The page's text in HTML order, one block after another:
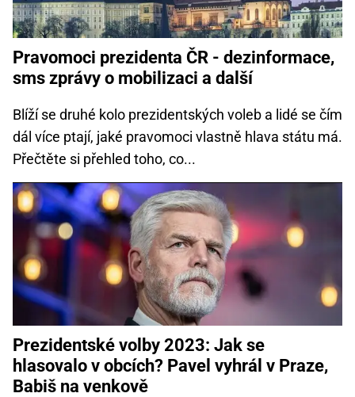
Pravomoci prezidenta ČR - dezinformace,
sms zprávy o mobilizaci a další
Blíží se druhé kolo prezidentských voleb a lidé se čím
dál více ptají, jaké pravomoci vlastně hlava státu má.
Přečtěte si přehled toho, co...
Prezidentské volby 2023: Jak se
hlasovalo v obcích? Pavel vyhrál v Praze,
Babiš na venkově